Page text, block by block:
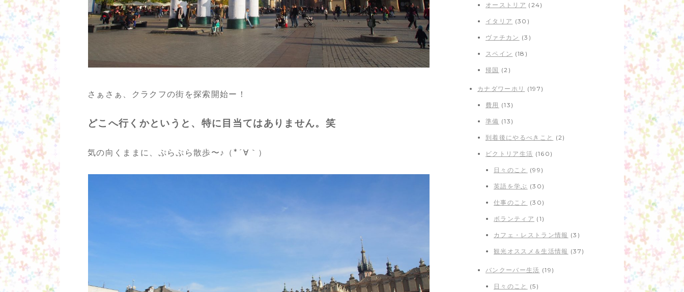
さぁさぁ、クラクフの街を探索開始ー！
どこへ行くかというと、特に目当てはありません。笑
気の向くままに、ぷらぷら散歩〜♪（*´∀｀）
オーストリア (24)
イタリア (30)
ヴァチカン (3)
スペイン (18)
帰国 (2)
カナダワーホリ (197)
費用 (13)
準備 (13)
到着後にやるべきこと (2)
ビクトリア生活 (160)
日々のこと (99)
英語を学ぶ (30)
仕事のこと (30)
ボランティア (1)
カフェ・レストラン情報 (3)
観光オススメ＆生活情報 (37)
バンクーバー生活 (19)
日々のこと (5)